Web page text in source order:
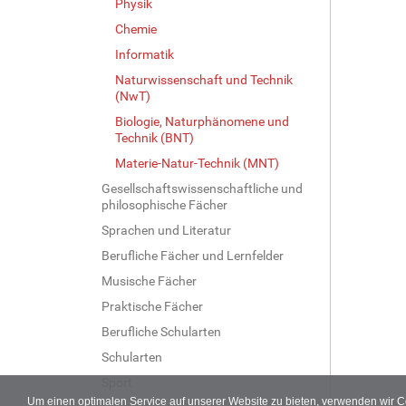
Um einen optimalen Service auf unserer Website zu bieten, verwenden wir
Physik
Chemie
Informatik
Naturwissenschaft und Technik
(NwT)
Biologie, Naturphänomene und
Technik (BNT)
Materie-Natur-Technik (MNT)
Gesellschaftswissenschaftliche und
philosophische Fächer
Sprachen und Literatur
Berufliche Fächer und Lernfelder
Musische Fächer
Praktische Fächer
Berufliche Schularten
Schularten